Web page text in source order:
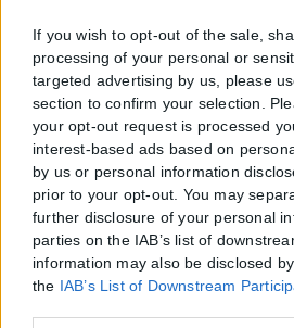
If you wish to opt-out of the sale,
processing of your personal or
targeted advertising by us, please
section to confirm your selection.
your opt-out request is processed
interest-based ads based on
by us or personal information
prior to your opt-out. You may
further disclosure of your personal
parties on the IAB’s list of
information may also be disclosed
the IAB’s List of Downstream